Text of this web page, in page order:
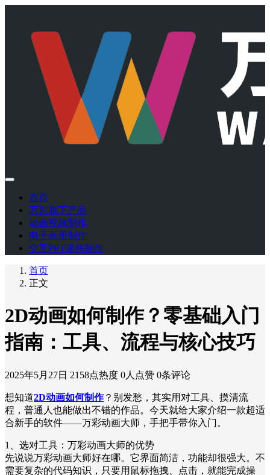
首页
万彩旗下产品
动画视频制作
电子画册制作
交互PPT课件制作
首页
正文
2D动画如何制作？零基础入门
指南：工具、流程与核心技巧
2025年5月27日 2158点热度 0人点赞 0条评论
想知道2D动画如何制作？别发愁，其实用对工具、摸清流
程，普通人也能做出不错的作品。今天就给大家介绍一款超适
合新手的软件——万彩动画大师，手把手带你入门。
1、选对工具：万彩动画大师的优势
先说说万彩动画大师好在哪。它界面简洁，功能却很强大。不
需要复杂的代码知识，只要用鼠标拖拽、点击，就能完成操